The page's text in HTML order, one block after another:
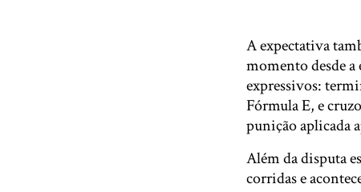
A expectativa
momento desde
expressivos:
Fórmula E, e
punição aplicada
Além da disputa
corridas e